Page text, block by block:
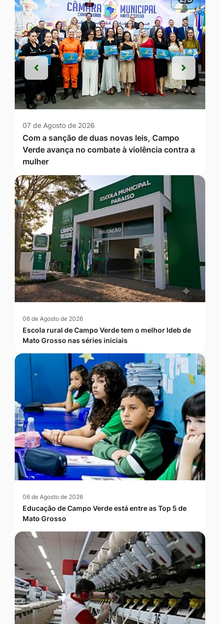
07 de Agosto de 2026
Com a sanção de duas novas leis, Campo
Verde avança no combate à violência contra a
mulher
Anterior
Anterior Próxima
06 de Agosto de 2026
Escola rural de Campo Verde tem o melhor Ideb de
Mato Grosso nas séries iniciais
06 de Agosto de 2026
Educação de Campo Verde está entre as Top 5 de
Mato Grosso